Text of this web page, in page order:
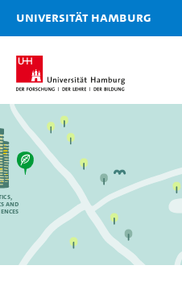
Universität Hamburg
and